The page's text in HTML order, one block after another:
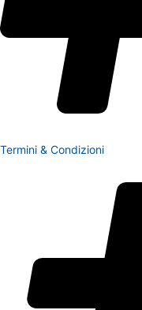
Termini & Condizioni